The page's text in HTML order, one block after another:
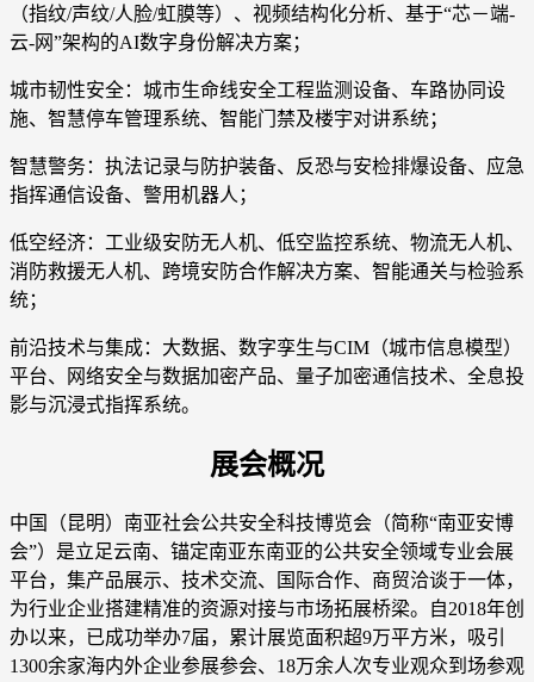
（指纹/声纹/人脸/虹膜等）、视频结构化分析、基于“芯－端-
云-网”架构的AI数字身份解决方案；
城市韧性安全：城市生命线安全工程监测设备、车路协同设
施、智慧停车管理系统、智能门禁及楼宇对讲系统；
智慧警务：执法记录与防护装备、反恐与安检排爆设备、应急
指挥通信设备、警用机器人；
低空经济：工业级安防无人机、低空监控系统、物流无人机、
消防救援无人机、跨境安防合作解决方案、智能通关与检验系
统；
前沿技术与集成：大数据、数字孪生与CIM（城市信息模型）
平台、网络安全与数据加密产品、量子加密通信技术、全息投
影与沉浸式指挥系统。
展会概况
中国（昆明）南亚社会公共安全科技博览会（简称“南亚安博
会”）是立足云南、锚定南亚东南亚的公共安全领域专业会展
平台，集产品展示、技术交流、国际合作、商贸洽谈于一体，
为行业企业搭建精准的资源对接与市场拓展桥梁。自2018年创
办以来，已成功举办7届，累计展览面积超9万平方米，吸引
1300余家海内外企业参展参会、18万余人次专业观众到场参观